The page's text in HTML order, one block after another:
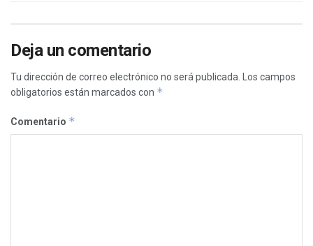
Deja un comentario
Tu dirección de correo electrónico no será publicada.
Los campos
obligatorios están marcados con *
Comentario *